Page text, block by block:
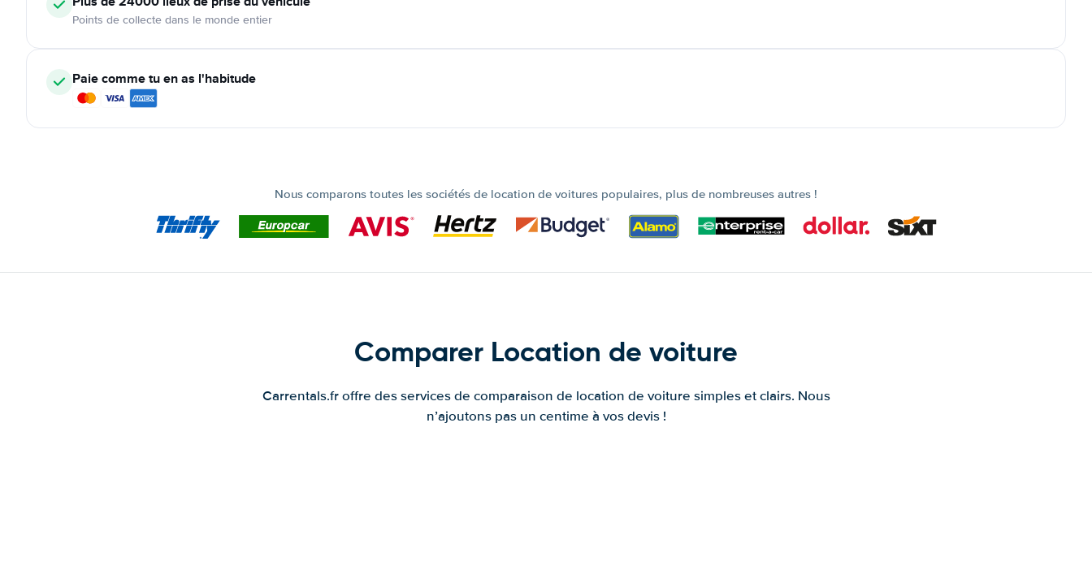
Points de collecte dans le monde entier
Paie comme tu en as l'habitude
Nous comparons toutes les sociétés de location de voitures populaires, plus de nombreuses autres !
Comparer Location de voiture
Carrentals.fr offre des services de comparaison de location de voiture simples et clairs. Nous
n’ajoutons pas un centime à vos devis !